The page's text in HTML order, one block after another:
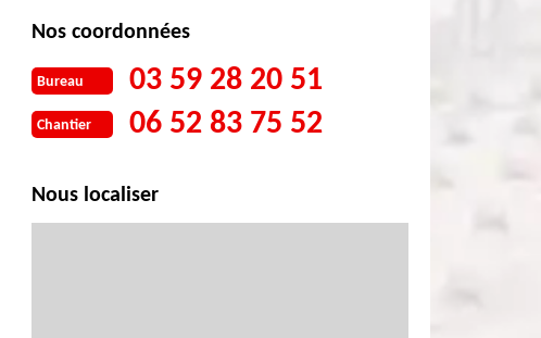
Nos coordonnées
Bureau 03 59 28 20 51
Chantier 06 52 83 75 52
Nous localiser